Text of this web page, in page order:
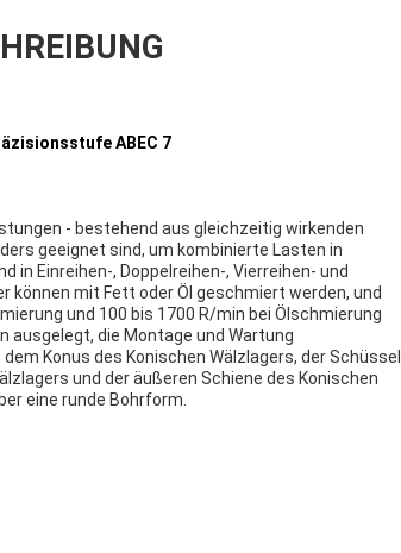
ABEC 7
- bestehend aus gleichzeitig wirkenden
geeignet sind, um kombinierte Lasten in
in Einreihen-, Doppelreihen-, Vierreihen- und
können mit Fett oder Öl geschmiert werden, und
und 100 bis 1700 R/min bei Ölschmierung
ausgelegt, die Montage und Wartung
Konus des Konischen Wälzlagers, der Schüssel
und der äußeren Schiene des Konischen
eine runde Bohrform.